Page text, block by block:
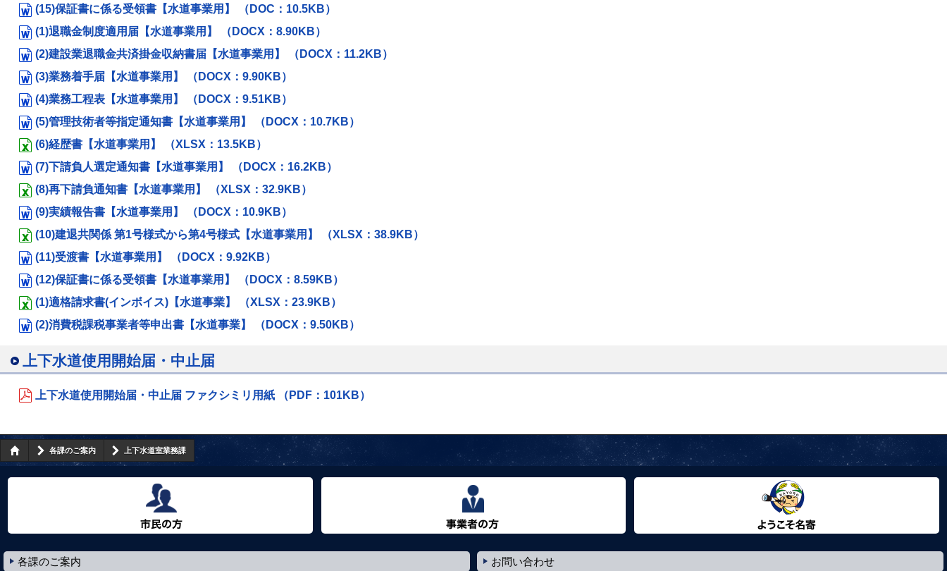
(15)保証書に係る受領書【水道事業用】 （DOC：10.5KB）
(1)退職金制度適用届【水道事業用】 （DOCX：8.90KB）
(2)建設業退職金共済掛金収納書届【水道事業用】 （DOCX：11.2KB）
(3)業務着手届【水道事業用】 （DOCX：9.90KB）
(4)業務工程表【水道事業用】 （DOCX：9.51KB）
(5)管理技術者等指定通知書【水道事業用】 （DOCX：10.7KB）
(6)経歴書【水道事業用】 （XLSX：13.5KB）
(7)下請負人選定通知書【水道事業用】 （DOCX：16.2KB）
(8)再下請負通知書【水道事業用】 （XLSX：32.9KB）
(9)実績報告書【水道事業用】 （DOCX：10.9KB）
(10)建退共関係 第1号様式から第4号様式【水道事業用】 （XLSX：38.9KB）
(11)受渡書【水道事業用】 （DOCX：9.92KB）
(12)保証書に係る受領書【水道事業用】 （DOCX：8.59KB）
(1)適格請求書(インボイス)【水道事業】 （XLSX：23.9KB）
(2)消費税課税事業者等申出書【水道事業】 （DOCX：9.50KB）
上下水道使用開始届・中止届
上下水道使用開始届・中止届 ファクシミリ用紙 （PDF：101KB）
各課のご案内 上下水道室業務課
各課のご案内 お問い合わせ